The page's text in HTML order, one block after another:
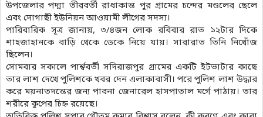
উপজেলার পদ্মা তীরবর্তী রাধাকান্ত পুর গ্রামের চন্দের মণ্ডলের ছেলে
এবং দোগাছী ইউনিয়ন আওয়ামী লীগের সদস্য।
পারিবারিক সূত্র জানায়, ৩/৪জন লোক রবিবার রাত ১২টার দিকে
শাহজাহানকে বাড়ি থেকে ডেকে নিয়ে যায়। সারারাত তিনি নিখোঁজ
ছিলেন।
সোমবার সকালে পার্শ্ববর্তী সদিরাজপুর গ্রামের একটি ইটভাটার কাছে
তার লাশ দেখে পুলিশকে খবর দেন এলাকাবাসী। পরে পুলিশ লাশ উদ্ধার
করে ময়নাতদন্তের জন্য পাবনা জেনারেল হাসপাতাল মর্গে পাঠায়। তার
শরীরে কুপের চিহ্ন রয়েছে।